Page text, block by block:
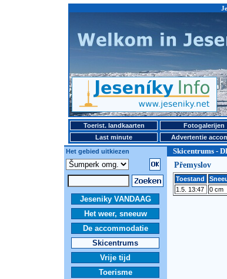
Toerist. landkaarten Fotogalerijen
Last minute
Advertentie
Het gebied uitkiezen
Skicentrums -
Jeseniky VANDAAG
Het weer, sneeuw
De accommodatie
Skicentrums
Vrije tijd
Toerisme
Přemyslov
Toestand
1.5. 13:47
0 cm